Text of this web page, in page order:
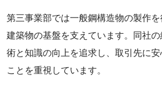
第三事業部では一般鋼構造物の製作
建築物の基盤を支えています。同社
術と知識の向上を追求し、取引先に
ことを重視しています。